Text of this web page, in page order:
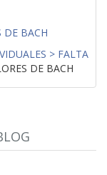
BACH
> FALTA
DE BACH